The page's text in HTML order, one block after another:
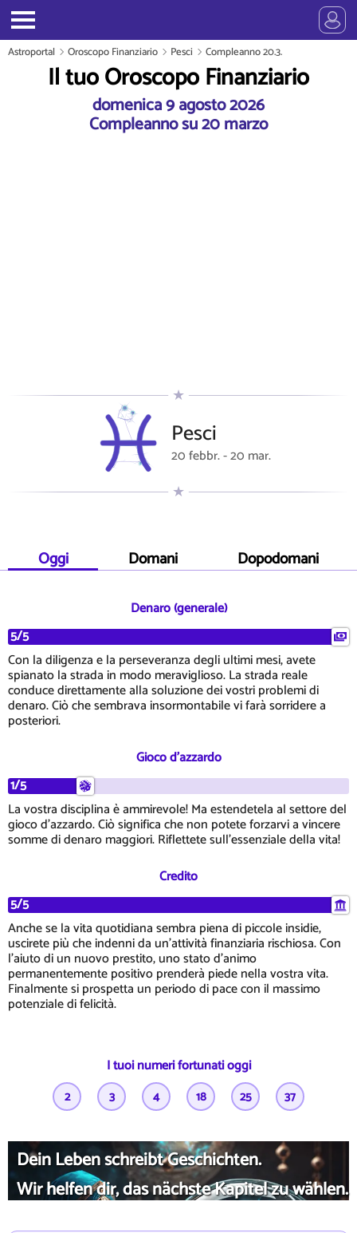
Astroportal Oroscopo Finanziario Pesci Compleanno 20.3.
Il tuo Oroscopo Finanziario
domenica 9 agosto 2026
Compleanno su 20 marzo
Pesci
20 febbr. - 20 mar.
Oggi Domani Dopodomani
Denaro (generale)
5/5
Con la diligenza e la perseveranza degli ultimi mesi, avete
spianato la strada in modo meraviglioso. La strada reale
conduce direttamente alla soluzione dei vostri problemi di
denaro. Ciò che sembrava insormontabile vi farà sorridere a
posteriori.
Gioco d'azzardo
1/5
La vostra disciplina è ammirevole! Ma estendetela al settore del
gioco d'azzardo. Ciò significa che non potete forzarvi a vincere
somme di denaro maggiori. Riflettete sull'essenziale della vita!
Credito
5/5
Anche se la vita quotidiana sembra piena di piccole insidie,
uscirete più che indenni da un'attività finanziaria rischiosa. Con
l'aiuto di un nuovo prestito, uno stato d'animo
permanentemente positivo prenderà piede nella vostra vita.
Finalmente si prospetta un periodo di pace con il massimo
potenziale di felicità.
I tuoi numeri fortunati oggi
2 3 4 18 25 37
Dein Leben schreibt Geschichten.
Wir helfen dir, das nächste Kapitel zu wählen.